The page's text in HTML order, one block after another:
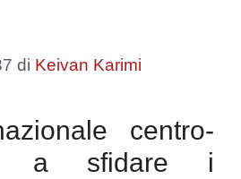
di Keivan Karimi
centro-
a sfidare i